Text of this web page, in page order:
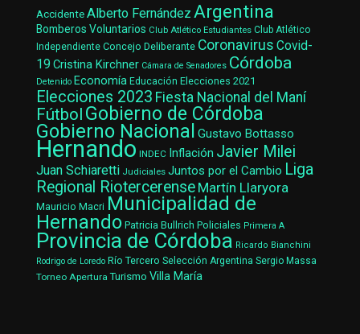
AccidenteAlberto Fernández Argentina
Bomberos Voluntarios Club Atlético Estudiantes Club Atlético
Independiente Concejo Deliberante Coronavirus Covid-
19 Cristina Kirchner Cámara de Senadores Córdoba
Detenido Economía Educación Elecciones 2021
Elecciones 2023 Fiesta Nacional del Maní
Fútbol Gobierno de Córdoba
Gobierno Nacional Gustavo Bottasso
Hernando INDEC Inflación Javier Milei
Juan Schiaretti Judiciales Juntos por el Cambio Liga
Regional Riotercerense Martín Llaryora
Mauricio Macri Municipalidad de
Hernando Patricia Bullrich Policiales Primera A
Provincia de Córdoba Ricardo Bianchini
Rodrigo de Loredo Río Tercero Selección Argentina Sergio Massa
Torneo Apertura Turismo Villa María